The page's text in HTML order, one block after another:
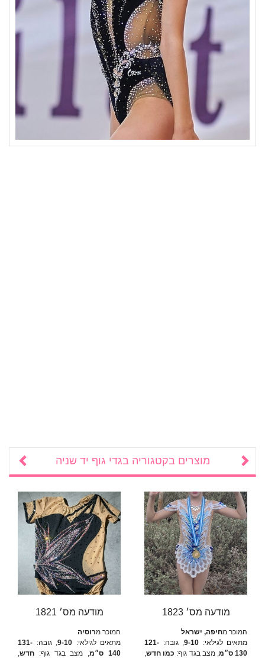
מוצרים בקטגוריה בגדי גוף יד שניה
מודעה מס׳ 1823
המוכר מחיפה, ישראל
מתאים לגילאי: 9-10, גובה: 121-
130 ס״מ
, מצב בגד גוף: כמו חדש,
מודעה מס׳ 1821
המוכר מרוסיה
מתאים לגילאי: 9-10, גובה: 131-
140 ס״מ
, מצב בגד גוף: חדש,